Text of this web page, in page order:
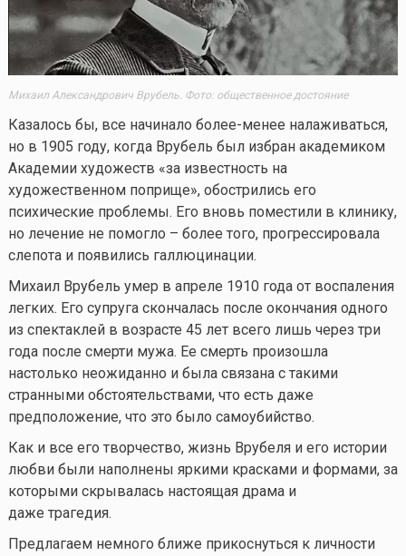
Михаил Александрович Врубель. Фото: общественное достояние
Казалось бы, все начинало более-менее налаживаться,
но в 1905 году, когда Врубель был избран академиком
Академии художеств «за известность на
художественном поприще», обострились его
психические проблемы. Его вновь поместили в клинику,
но лечение не помогло – более того, прогрессировала
слепота и появились галлюцинации.
Михаил Врубель умер в апреле 1910 года от воспаления
легких. Его супруга скончалась после окончания одного
из спектаклей в возрасте 45 лет всего лишь через три
года после смерти мужа. Ее смерть произошла
настолько неожиданно и была связана с такими
странными обстоятельствами, что есть даже
предположение, что это было самоубийство.
Как и все его творчество, жизнь Врубеля и его истории
любви были наполнены яркими красками и формами, за
которыми скрывалась настоящая драма и
даже трагедия.
Предлагаем немного ближе прикоснуться к личности